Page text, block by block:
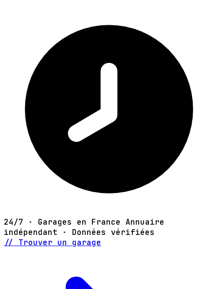
24/7 · Garages en France Annuaire
indépendant · Données vérifiées
// Trouver un garage